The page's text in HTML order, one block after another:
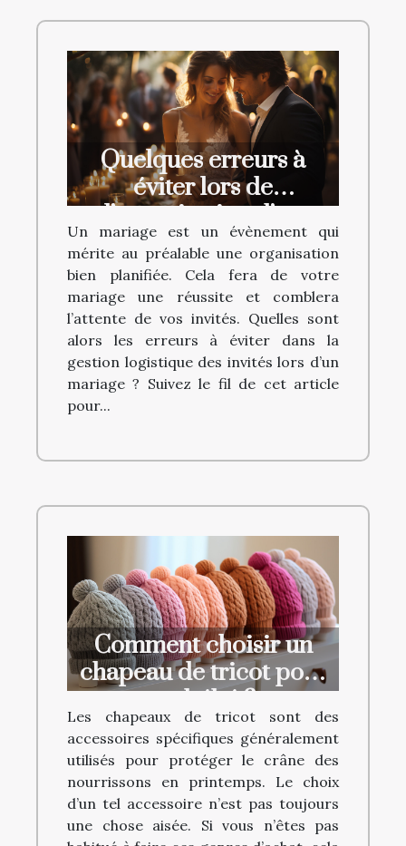
Quelques erreurs à
éviter lors de
l’organisation d’un
mariage
Un mariage est un évènement qui
mérite au préalable une organisation
bien planifiée. Cela fera de votre
mariage une réussite et comblera
l’attente de vos invités. Quelles sont
alors les erreurs à éviter dans la
gestion logistique des invités lors d’un
mariage ? Suivez le fil de cet article
pour...
Comment choisir un
chapeau de tricot pour
un bébé ?
Les chapeaux de tricot sont des
accessoires spécifiques généralement
utilisés pour protéger le crâne des
nourrissons en printemps. Le choix
d’un tel accessoire n’est pas toujours
une chose aisée. Si vous n’êtes pas